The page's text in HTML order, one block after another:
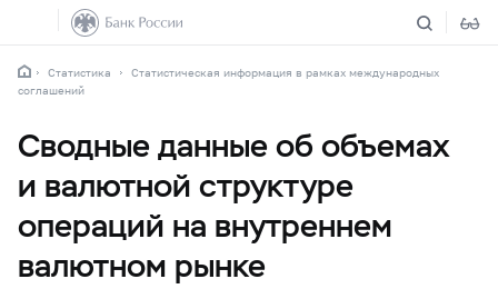
Статистика
Статистическая информация в рамках международных
соглашений
Сводные данные об объемах
и валютной структуре
операций на внутреннем
валютном рынке